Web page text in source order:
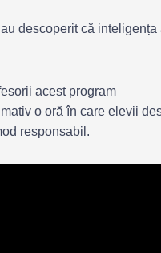
descoperit că
acest program
o oră în care elevii
responsabil.